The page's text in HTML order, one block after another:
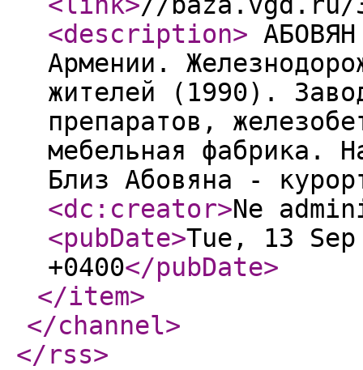
<description>
Армении.
жителей (1990).
препаратов,
мебельная фабрика.
Близ Абовяна -
<dc:creator>Ne
<pubDate>Tue, 13
+0400</pubDate>
</item>
</channel>
</rss>